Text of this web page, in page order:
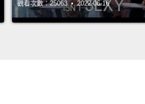
觀看次數：25063 • 2022-06-16